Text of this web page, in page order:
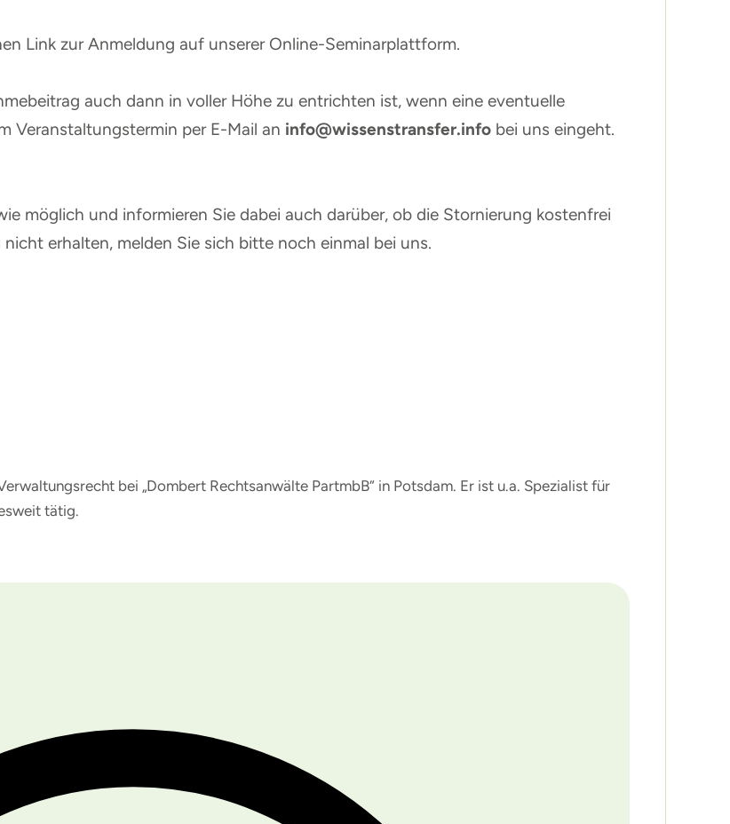
Link zur Anmeldung auf unserer Online-Seminarplattform.
auch dann in voller Höhe zu entrichten ist, wenn eine eventuelle
Veranstaltungstermin per E-Mail an info@wissenstransfer.info bei uns eingeht.
möglich und informieren Sie dabei auch darüber, ob die Stornierung kostenfrei
erhalten, melden Sie sich bitte noch einmal bei uns.
bei „Dombert Rechtsanwälte PartmbB“ in Potsdam. Er ist u.a. Spezialist für
tätig.